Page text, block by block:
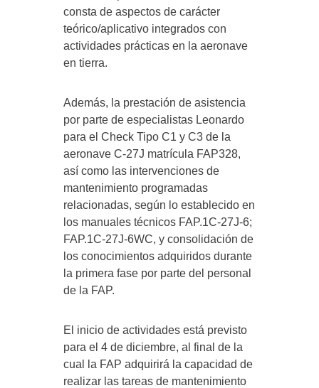
consta de aspectos de carácter
teórico/aplicativo integrados con
actividades prácticas en la aeronave
en tierra.
Además, la prestación de asistencia
por parte de especialistas Leonardo
para el Check Tipo C1 y C3 de la
aeronave C-27J matrícula FAP328,
así como las intervenciones de
mantenimiento programadas
relacionadas, según lo establecido en
los manuales técnicos FAP.1C-27J-6;
FAP.1C-27J-6WC, y consolidación de
los conocimientos adquiridos durante
la primera fase por parte del personal
de la FAP.
El inicio de actividades está previsto
para el 4 de diciembre, al final de la
cual la FAP adquirirá la capacidad de
realizar las tareas de mantenimiento